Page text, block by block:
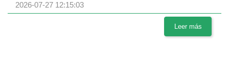
2026-07-27 12:15:03
Leer más